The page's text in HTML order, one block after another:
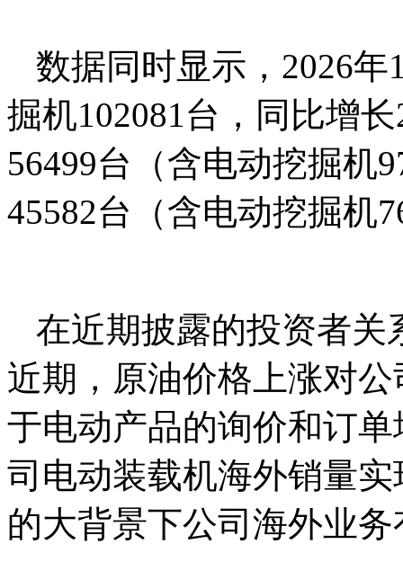
数据同时显示，2026
掘机102081台，同比增
56499台（含电动挖掘机
45582台（含电动挖掘机
在近期披露的投资者关
近期，原油价格上涨对
于电动产品的询价和订
司电动装载机海外销量
的大背景下公司海外业